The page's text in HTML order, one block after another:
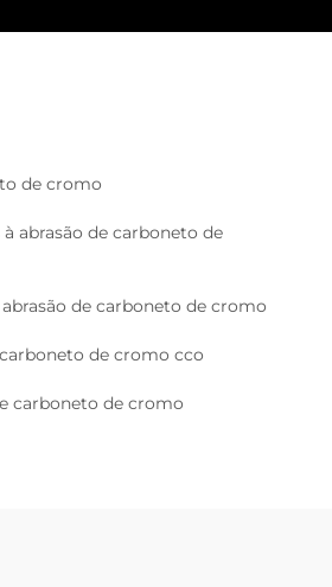
de cromo
abrasão de carboneto de
de carboneto de cromo
de cromo cco
carboneto de cromo